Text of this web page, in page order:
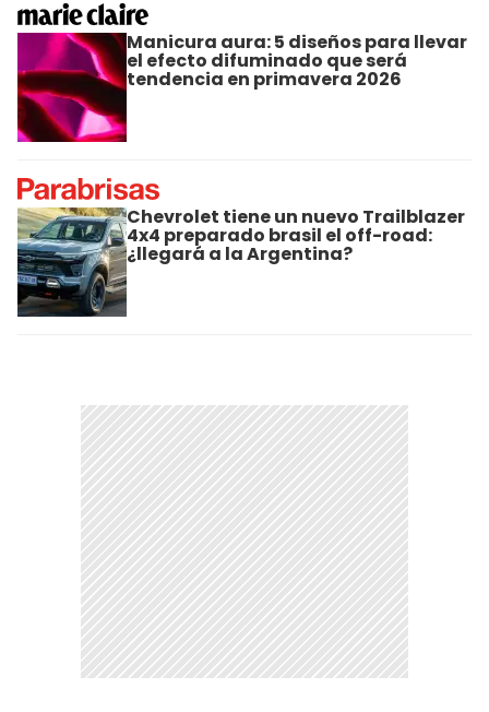
Manicura aura: 5 diseños para llevar
el efecto difuminado que será
tendencia en primavera 2026
Chevrolet tiene un nuevo Trailblazer
4x4 preparado brasil el off-road:
¿llegará a la Argentina?